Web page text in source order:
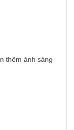
thêm ánh sáng